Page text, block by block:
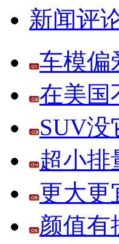
新闻评
车模偏
在美国
SUV没
超小排
更大更
颜值有